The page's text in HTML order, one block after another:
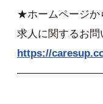
★ホームページか
求人に関するお問
https://